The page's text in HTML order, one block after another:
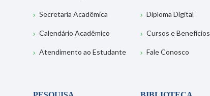
Secretaria Acadêmica
Calendário Acadêmico
Atendimento ao Estudante
Diploma Digital
Cursos e Benefícios
Fale Conosco